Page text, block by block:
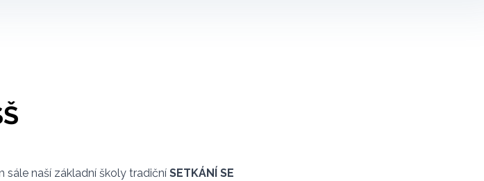
sále naší základní školy tradiční SETKÁNÍ SE